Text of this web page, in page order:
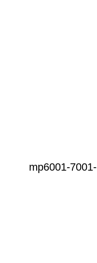
تونرKARA فتوکپی ریکو mp6001-7001-